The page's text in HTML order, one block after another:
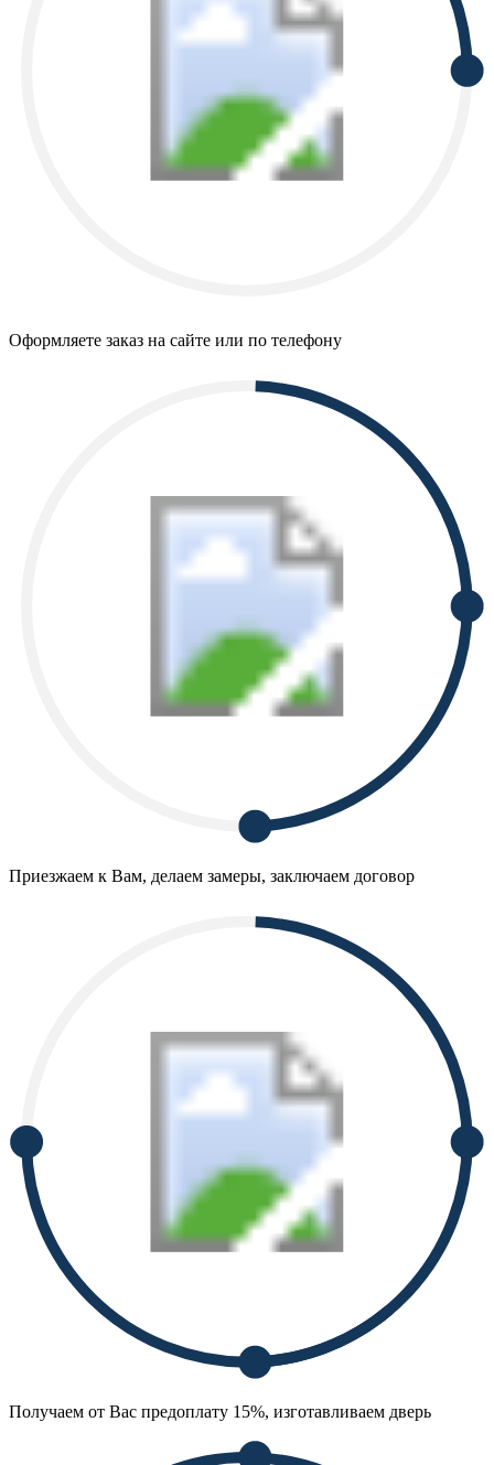
Оформляете заказ на сайте или по телефону
Приезжаем к Вам, делаем замеры, заключаем договор
Получаем от Вас предоплату 15%, изготавливаем дверь